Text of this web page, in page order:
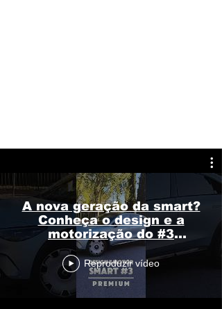
A nova geração da smart?
Conheça o design e a
motorização do #3
Premium
Reproduzir vídeo